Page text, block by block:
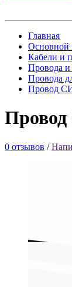
Главная
Основной
Кабели и
Провода
Провода
Провод
0 отзывов /